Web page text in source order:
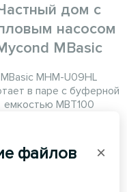
дом с
насосом
MBasic
MBasic MHM-U09HL
в паре с буферной
емкостью MBT100
файлов
×